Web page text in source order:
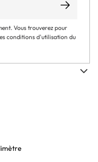
S’abonner
Vous trouverez pour
conditions d'utilisation du